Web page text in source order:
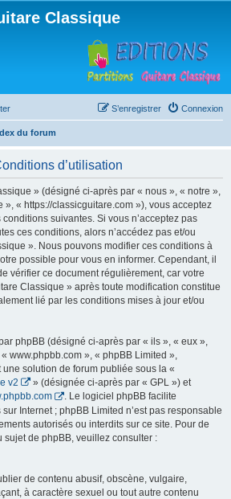
Classique
Connexion
S’enregistrer
du forum
d’utilisation
» (désigné ci-après par « nous », « notre »,
», « https://classicguitare.com »), vous acceptez
suivantes. Si vous n’acceptez pas
ces conditions, alors n’accédez pas et/ou
». Nous pouvons modifier ces conditions à
possible pour vous en informer. Cependant, il
vérifier ce document régulièrement, car votre
Classique » après toute modification constitue
lié par les conditions mises à jour et/ou
phpBB (désigné ci-après par « ils », « eux »,
www.phpbb.com », « phpBB Limited »,
solution de forum publiée sous la «
v2
» (désignée ci-après par « GPL ») et
. Le logiciel phpBB facilite
Internet ; phpBB Limited n’est pas responsable
autorisés ou interdits sur ce site. Pour de
de phpBB, veuillez consulter :
de contenu abusif, obscène, vulgaire,
à caractère sexuel ou tout autre contenu